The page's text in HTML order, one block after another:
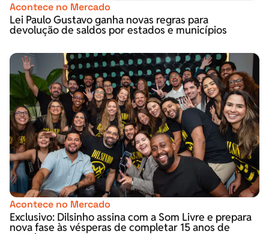
Acontece no Mercado
Lei Paulo Gustavo ganha novas regras para
devolução de saldos por estados e municípios
Acontece no Mercado
Exclusivo: Dilsinho assina com a Som Livre e prepara
nova fase às vésperas de completar 15 anos de